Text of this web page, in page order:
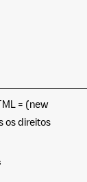
= (new
os direitos